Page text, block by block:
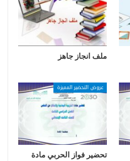
ملف انجاز جاهز
عروض التحضير المميزة
تحضير فواز الحربي مادة